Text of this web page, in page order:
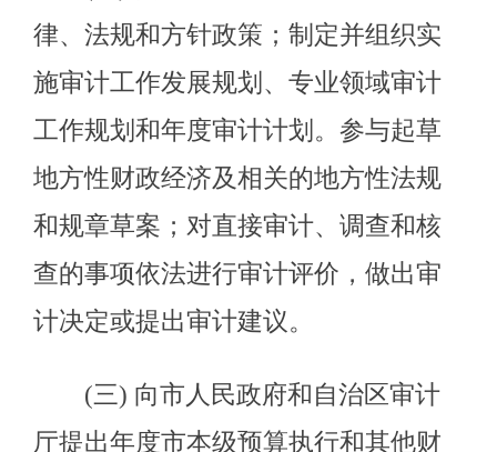
级预算执行和其他财政收支情况的审
计工作报告、审计发现问题的纠正和
其他事项的审计和专项审计调查情况
及结果。依法向社会公布审计结果。
民政府通报审计情况和审计结果。
(四) 直接审计下列事项，出具审
计报告，在法定职权范围内做出审计
的建议：
1．市本级财政预算执行情况和其